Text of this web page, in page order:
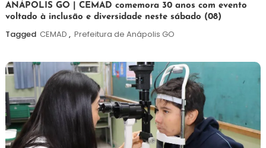
7
de
agosto
Maurilio
ANÁPOLIS GO | CEMAD comemora 30 anos com evento
voltado à inclusão e diversidade neste sábado (08)
Tagged CEMAD , Prefeitura de Anápolis GO